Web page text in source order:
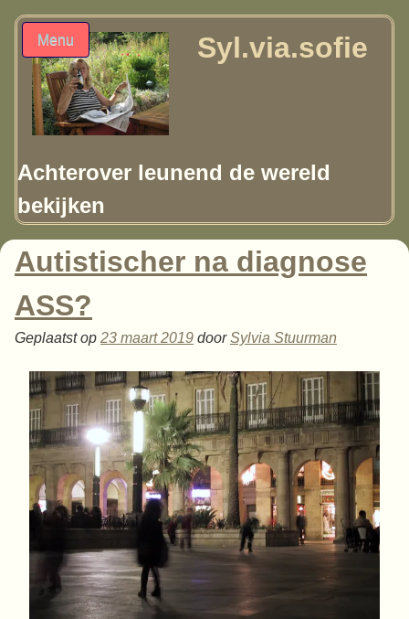
Syl.via.sofie
Achterover leunend de wereld
bekijken
Menu
Autistischer na diagnose
ASS?
Geplaatst op 23 maart 2019 doorSylvia Stuurman